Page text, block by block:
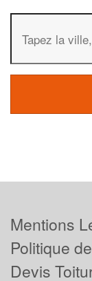
Mentions
Politique
Devis